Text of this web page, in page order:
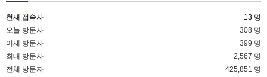
현재 접속자
13 명
오늘 방문자
308 명
어제 방문자
399 명
최대 방문자
2,567 명
전체 방문자
425,851 명